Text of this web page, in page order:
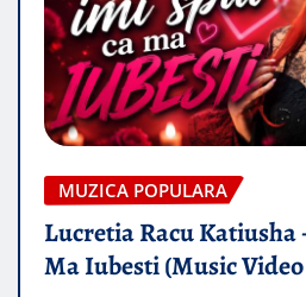
MUZICA POPULARA
Lucretia Racu Katiusha
Ma Iubesti (Music